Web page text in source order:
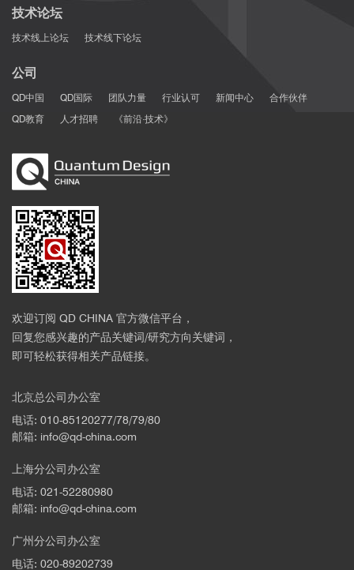
技术论坛
技术线上论坛 技术线下论坛
公司
QD中国 QD国际 团队力量 行业认可 新闻中心
合作伙伴
QD教育
人才招聘 《前沿·技术》
欢迎订阅 QD CHINA 官方微信平台，
回复您感兴趣的产品关键词/研究方向关键词，
即可轻松获得相关产品链接。
北京总公司办公室
电话: 010-85120277/78/79/80
邮箱: info@qd-china.com
上海分公司办公室
电话: 021-52280980
邮箱: info@qd-china.com
广州分公司办公室
电话: 020-89202739